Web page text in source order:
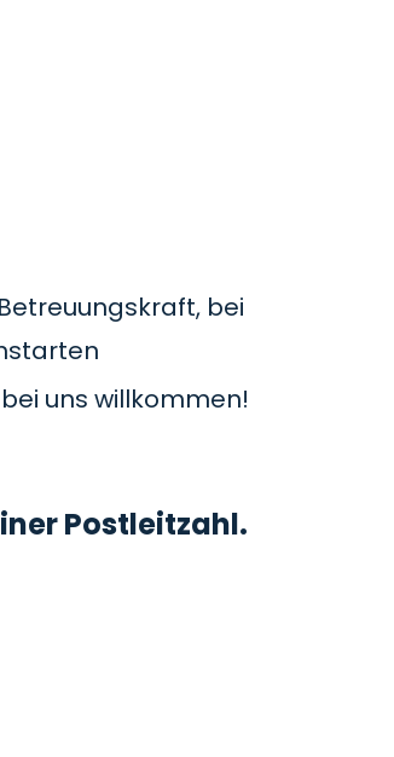
bei
uns willkommen!
Postleitzahl.